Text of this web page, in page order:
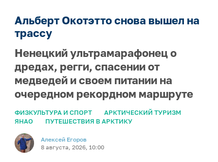
Альберт Окотэтто снова вышел на
трассу
Ненецкий ультрамарафонец о
дредах, регги, спасении от
медведей и своем питании на
очередном рекордном маршруте
ФИЗКУЛЬТУРА И СПОРТ
АРКТИЧЕСКИЙ ТУРИЗМ
ЯНАО
ПУТЕШЕСТВИЯ В АРКТИКУ
Алексей Егоров
8 августа, 2026, 10:00